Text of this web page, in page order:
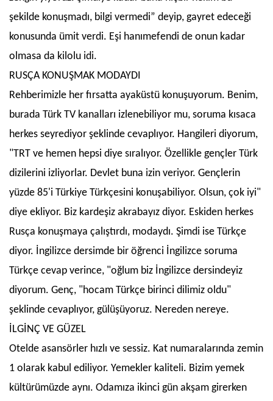
şekilde konuşmadı, bilgi vermedi” deyip, gayret edeceği
konusunda ümit verdi. Eşi hanımefendi de onun kadar
olmasa da kilolu idi.
RUSÇA KONUŞMAK MODAYDI
Rehberimizle her fırsatta ayaküstü konuşuyorum. Benim,
burada Türk TV kanalları izlenebiliyor mu, soruma kısaca
herkes seyrediyor şeklinde cevaplıyor. Hangileri diyorum,
"TRT ve hemen hepsi diye sıralıyor. Özellikle gençler Türk
dizilerini izliyorlar. Devlet buna izin veriyor. Gençlerin
yüzde 85'i Türkiye Türkçesini konuşabiliyor. Olsun, çok iyi"
diye ekliyor. Biz kardeşiz akrabayız diyor. Eskiden herkes
Rusça konuşmaya çalıştırdı, modaydı. Şimdi ise Türkçe
diyor. İngilizce dersimde bir öğrenci İngilizce soruma
Türkçe cevap verince, "oğlum biz İngilizce dersindeyiz
diyorum. Genç, "hocam Türkçe birinci dilimiz oldu"
şeklinde cevaplıyor, gülüşüyoruz. Nereden nereye.
İLGİNÇ VE GÜZEL
Otelde asansörler hızlı ve sessiz. Kat numaralarında zemin
1 olarak kabul ediliyor. Yemekler kaliteli. Bizim yemek
kültürümüzde aynı. Odamıza ikinci gün akşam girerken